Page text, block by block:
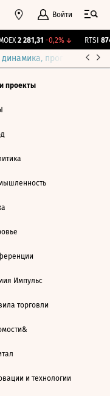
Войти
2 281,31 -0,2%↓ RTSI
прогнозы
проекты
Импульс
торговли
и технологии